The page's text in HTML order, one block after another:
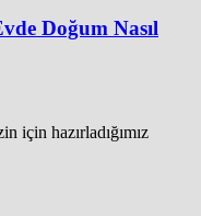
Doğum Nasıl
için hazırladığımız